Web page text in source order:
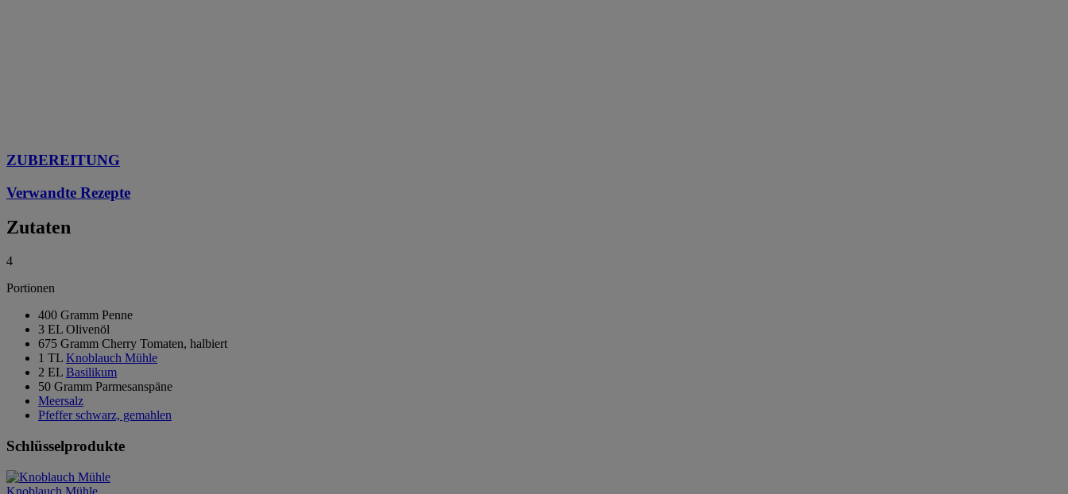
ZUBEREITUNG
Verwandte Rezepte
Zutaten
4
Portionen
400 Gramm Penne
3 EL Olivenöl
675 Gramm Cherry Tomaten, halbiert
1 TL Knoblauch Mühle
2 EL Basilikum
50 Gramm Parmesanspäne
Meersalz
Pfeffer schwarz, gemahlen
Schlüsselprodukte
Knoblauch Mühle